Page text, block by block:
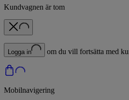
Kundvagnen är tom
Logga in om du vill fortsätta med
Mobilnavigering